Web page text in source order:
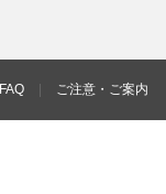
FAQ ご注意・ご案内